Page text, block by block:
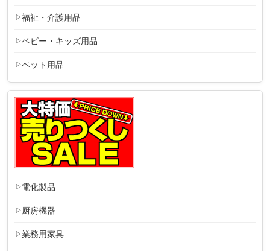
福祉・介護用品
ベビー・キッズ用品
ペット用品
電化製品
厨房機器
業務用家具